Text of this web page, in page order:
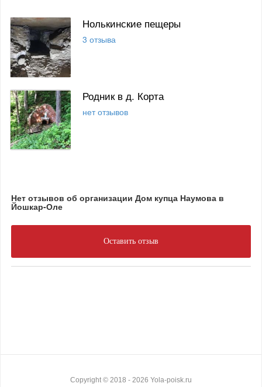
Нолькинские пещеры
3 отзыва
Родник в д. Корта
нет отзывов
Нет отзывов об организации Дом купца Наумова в
Йошкар-Оле
Оставить отзыв
Copyright © 2018 - 2026 Yola-poisk.ru